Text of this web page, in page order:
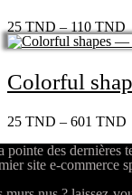
25TND–110TND
Colorful
25 TND – 601 TND
pointe des dernières
site e-commerce